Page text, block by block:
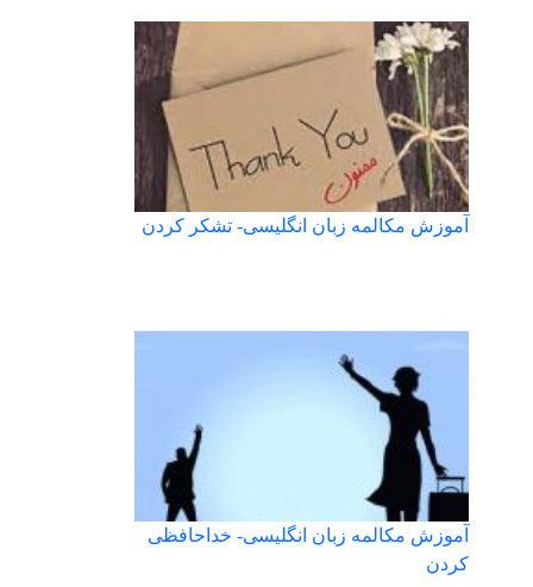
آموزش مکالمه زبان انگلیسی- تشکر کردن
آموزش مکالمه زبان انگلیسی- خداحافظی
کردن